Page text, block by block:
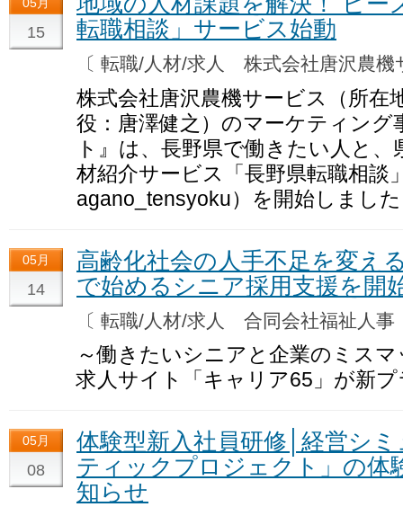
15
転職相談」サービス始動
〔 転職/人材/求人 株式会社唐沢農
株式会社唐沢農機サービス（所在
役：唐澤健之）のマーケティン
ト』は、長野県で働きたい人と
材紹介サービス「長野県転職相談
agano_tensyoku）を開始しまし
05月
14
高齢化社会の人手不足を変え
で始めるシニア採用支援を開
〔 転職/人材/求人 合同会社福祉人
～働きたいシニアと企業のミス
求人サイト「キャリア65」が新
05月
08
体験型新入社員研修│経営シ
ティックプロジェクト」の体
知らせ